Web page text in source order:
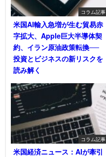
コラム記事
米国AI輸入急増が生む貿易赤
字拡大、Apple巨大半導体契
約、イラン原油政策転換──
投資とビジネスの新リスクを
読み解く
コラム記事
米国経済ニュース：AIが牽引